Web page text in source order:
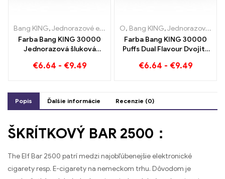
Bang KING,Jednorazové elektronické cigarety Litva ,
Farba Bang KING 30000
Jednorazová šluková
príchuťami Red Bull Energy
€6.64 - €9.49
O, Bang KING,Jednorazové elektronické cigarety Litva
Farba Bang KING 30000
Puffs Dual Flavour Dvojitý
kyslým jablkom a malinou
€6.64 - €9.49
Popis Ďalšie informácie Recenzie (0)
ŠKRÍTKOVÝ BAR 2500：
The Elf Bar 2500 patrí medzi najobľúbenejšie elektronické
cigarety resp. E-cigarety na nemeckom trhu. Dôvodom je